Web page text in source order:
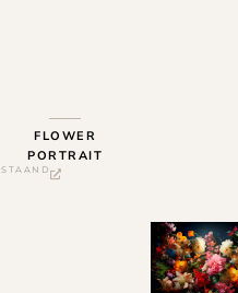
FLOWER
PORTRAIT
STAAND